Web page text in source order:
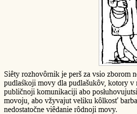
Siêty rozhovôrnik je perš za vsio zborom
pudlaśkoji movy dla pudlašukôv, kotory v
publičnoji komunikaciji abo
movoju, abo vžyvajut veliku kôlkosť
nedostatočne viêdanie rôdnoji movy.